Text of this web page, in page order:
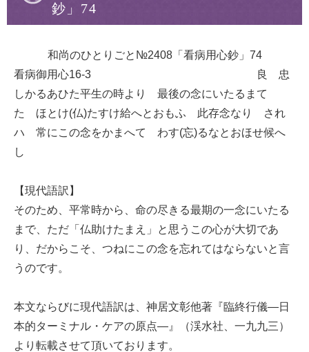
鈔」74
和尚のひとりごと№2408「看病用心鈔」74
看病御用心16-3 良 忠
しかるあひた平生の時より 最後の念にいたるまて
たゝほとけ(仏)たすけ給へとおもふ 此存念なり され
ハ 常にこの念をかまへて わす(忘)るなとおほせ候へ
し
【現代語訳】
そのため、平常時から、命の尽きる最期の一念にいたる
まで、ただ「仏助けたまえ」と思うこの心が大切であ
り、だからこそ、つねにこの念を忘れてはならないと言
うのです。
本文ならびに現代語訳は、神居文彰他著『臨終行儀—日
本的ターミナル・ケアの原点—』（渓水社、一九九三）
より転載させて頂いております。